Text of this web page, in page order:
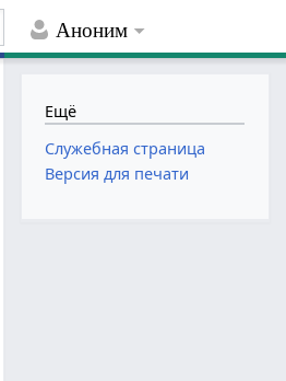
Аноним
Ещё
Служебная страница
Версия для печати